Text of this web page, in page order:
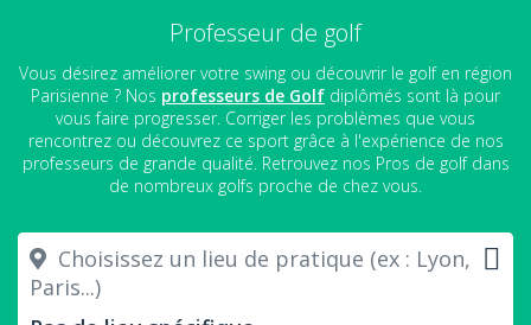
Professeur de golf
Vous désirez améliorer votre swing ou découvrir le golf en région
Parisienne ? Nos professeurs de Golf diplômés sont là pour
vous faire progresser. Corriger les problèmes que vous
rencontrez ou découvrez ce sport grâce à l'expérience de nos
professeurs de grande qualité. Retrouvez nos Pros de golf dans
de nombreux golfs proche de chez vous.
Choisissez un lieu de pratique (ex : Lyon,
Paris...)